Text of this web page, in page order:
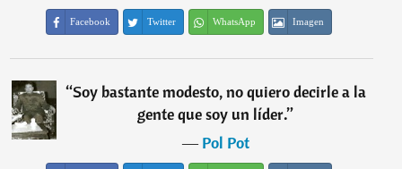
Facebook Twitter WhatsApp Imagen
“Soy bastante modesto, no quiero decirle a la
gente que soy un líder.”
―Pol Pot